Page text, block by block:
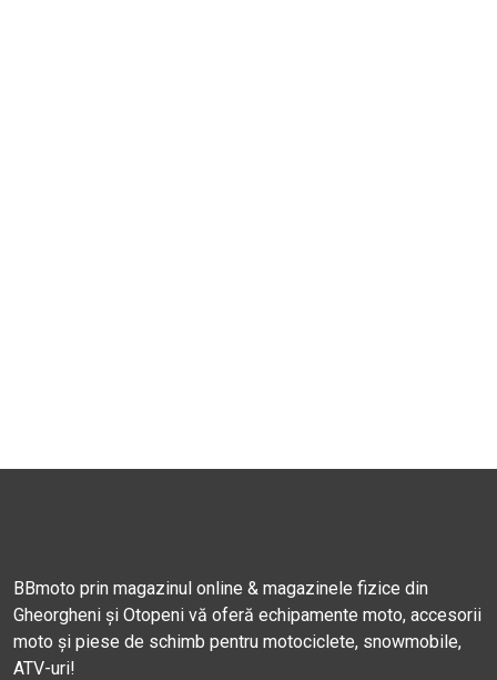
BBmoto prin magazinul online & magazinele fizice din
Gheorgheni și Otopeni vă oferă echipamente moto, accesorii
moto și piese de schimb pentru motociclete, snowmobile,
ATV-uri!